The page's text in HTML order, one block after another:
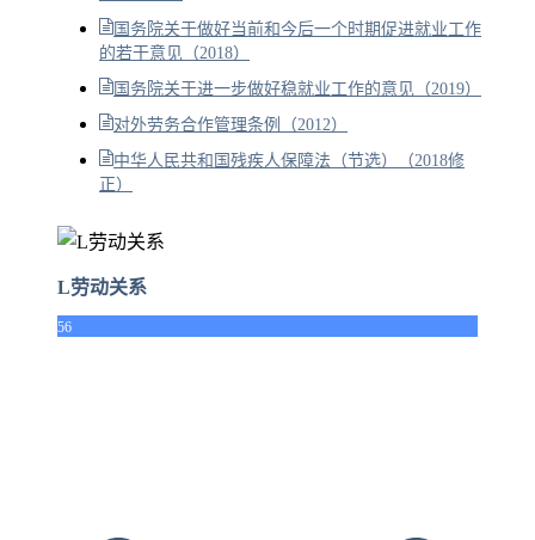
国务院关于做好当前和今后一个时期促进就业工作
的若干意见（2018）
国务院关于进一步做好稳就业工作的意见（2019）
对外劳务合作管理条例（2012）
中华人民共和国残疾人保障法（节选）（2018修
正）
L劳动关系
56